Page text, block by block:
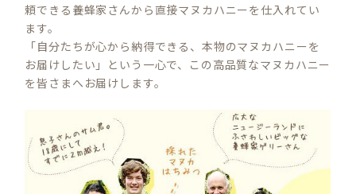
頼できる養蜂家さんから直接マヌカハニーを仕入れてい
ます。
「自分たちが心から納得できる、本物のマヌカハニーを
お届けしたい」という一心で、この高品質なマヌカハニー
を皆さまへお届けします。